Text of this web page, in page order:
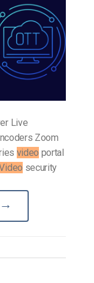
Live
Zoom
video portal
security
→